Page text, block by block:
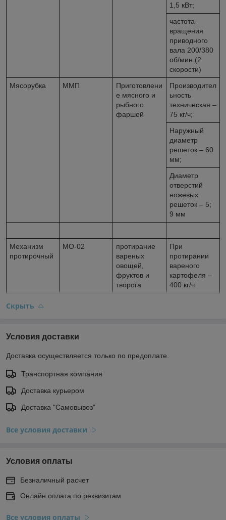
1,5 кВт;
частота
вращения
приводного
вала 200/380
об/мин (2
скорости)
Мясорубка
ММП
Приготовлени
е мясного и
рыбного
фаршей
Производител
ьность
техническая –
75 кг/ч;
Наружный
диаметр
решеток – 60
мм;
Диаметр
отверстий
ножевых
решеток – 5;
9 мм
Механизм
протирочный
МО-02
протирание
вареных
овощей,
фруктов и
творога
При
протирании
вареного
картофеля –
400 кг/ч
Скрыть
Условия доставки
Доставка осуществляется только по предоплате.
Транспортная компания
Доставка курьером
Доставка "Самовывоз"
Все условия доставки
Условия оплаты
Безналичный расчет
Онлайн оплата по реквизитам
Все условия оплаты